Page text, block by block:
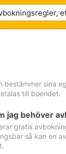
bestämmer sina
till boendet.
jag behöver
gratis
så kan en